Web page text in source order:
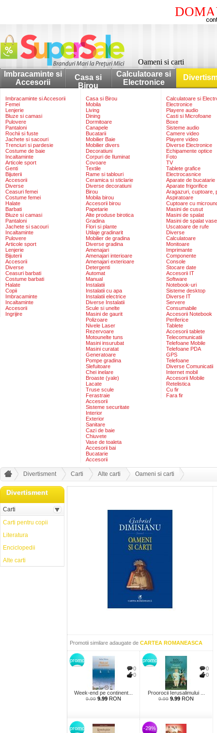
Oameni si carti
Imbracaminte si
Accesorii
Casa si
Birou
Calculatoare si
Electronice
Imbracaminte si Accesorii
Femei
Lenjerie
Bluze si camasi
Pulovere
Pantaloni
Rochii si fuste
Jachete si sacouri
Trenciuri si pardesie
Costume de baie
Incaltaminte
Articole sport
Genti
Bijuterii
Accesorii
Diverse
Ceasuri femei
Costume femei
Halate
Barbati
Bluze si camasi
Pantaloni
Jachete si sacouri
Incaltaminte
Pulovere
Articole sport
Lenjerie
Bijuterii
Accesorii
Diverse
Ceasuri barbati
Costume barbati
Halate
Copii
Imbracaminte
Incaltaminte
Accesorii
Ingrijire
Casa si Birou
Mobila
Living
Dining
Dormitoare
Canapele
Bucatarii
Mobilier Baie
Mobilier divers
Decoratiuni
Corpuri de Iluminat
Covoare
Textile
Rame si tablouri
Ceramica si sticlarie
Diverse decoratiuni
Birou
Mobila birou
Accesorii birou
Papetarie
Alte produse birotica
Gradina
Flori si plante
Utilaje gradinarit
Mobilier de gradina
Diverse gradina
Amenajari
Amenajari interioare
Amenajari exterioare
Detergenti
Automat
Manual
Instalatii
Instalatii cu apa
Instalatii electrice
Diverse Instalatii
Scule si unelte
Masini de gaurit
Polizoare
Nivele Laser
Rezervoare
Motounelte tuns
Masini insurubat
Masini curatat
Generatoare
Pompe gradina
Slefuitoare
Chei inelare
Broaste (yale)
Lacate
Truse scule
Ferastraie
Accesorii
Sisteme securitate
Interior
Exterior
Sanitare
Cazi de baie
Chiuvete
Vase de toaleta
Accesorii bai
Bucatarie
Accesorii
Calculatoare si
Electronice
Playere audio
Casti si Microfoane
Boxe
Sisteme audio
Camere video
Playere video
Diverse Electronice
Echipamente optice
Foto
TV
Tablete grafice
Electrocasnice
Aparate de bucatarie
Aparate frigorifice
Aragazuri, cuptoare,
Aspiratoare
Cuptoare cu
Masini de cusut
Masini de spalat
Masini de spalat vase
Uscatoare de rufe
Diverse
Calculatoare
Monitoare
Imprimante
Componente
Console
Stocare date
Accesorii IT
Software
Notebook-uri
Sisteme desktop
Diverse IT
Servere
Consumabile
Accesorii Notebook
Periferice
Tablete
Accesorii tablete
Telecomunicatii
Telefoane Mobile
Telefoane PDA
GPS
Telefoane
Diverse Comunicatii
Internet mobil
Accesorii Mobile
Retelistica
Cu fir
Fara fir
Divertisment Carti Alte carti Oameni si carti
Promotii similare adaugate de CARTEA ROMANEASCA
promo
0
0
Week-end pe continent...
9.99 9.99 RON
promo
0
0
Proorocii Ierusalimului ...
9.99 9.99 RON
promo
-29%
Divertisment
Carti
Carti pentru copii
Literatura
Enciclopedii
Alte carti